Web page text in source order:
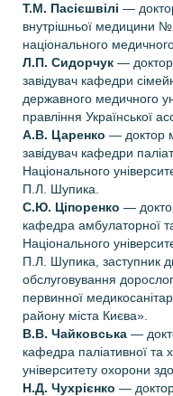
Т.М. Пасієшвілі —
внутрішньої медицини №
національного
Л.П. Сидорчук —
завідувач кафедри
державного медичного
правління Української
А.В. Царенко — доктор
завідувач кафедри
Національного
П.Л. Шупика.
С.Ю. Ціпоренко —
кафедра амбулаторної
Національного
П.Л. Шупика, заступник
обслуговування
первинної
району міста Києва».
В.В. Чайковська —
кафедра паліативної та
університету охорони
Н.Д. Чухрієнко —